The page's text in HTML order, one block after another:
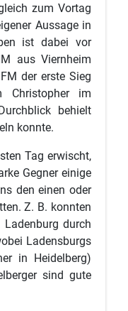
zum Vortag
Aussage in
ist dabei vor
aus Viernheim
der erste Sieg
Christopher im
behielt
konnte.
Tag erwischt,
Gegner einige
den einen oder
Z. B. konnten
durch
Ladensburgs
in Heidelberg)
sind gute